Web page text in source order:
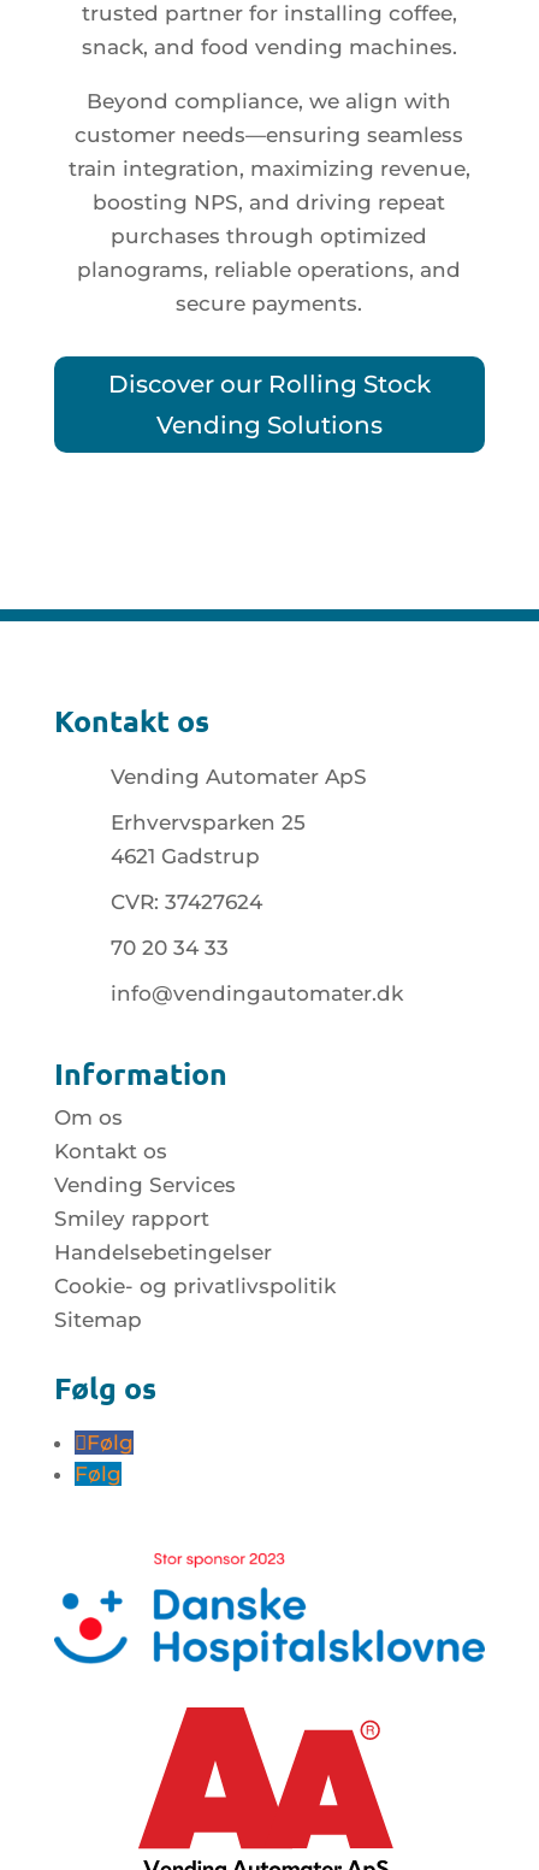
trusted partner for installing coffee,
snack, and food vending machines.
Beyond compliance, we align with
customer needs—ensuring seamless
train integration, maximizing revenue,
boosting NPS, and driving repeat
purchases through optimized
planograms, reliable operations, and
secure payments.
Discover our Rolling Stock
Vending Solutions
Kontakt os
Vending Automater ApS
Erhvervsparken 25
4621 Gadstrup
CVR: 37427624
70 20 34 33
info@vendingautomater.dk
Information
Om os
Kontakt os
Vending Services
Smiley rapport
Handelsebetingelser
Cookie- og privatlivspolitik
Sitemap
Følg os
Følg
Følg